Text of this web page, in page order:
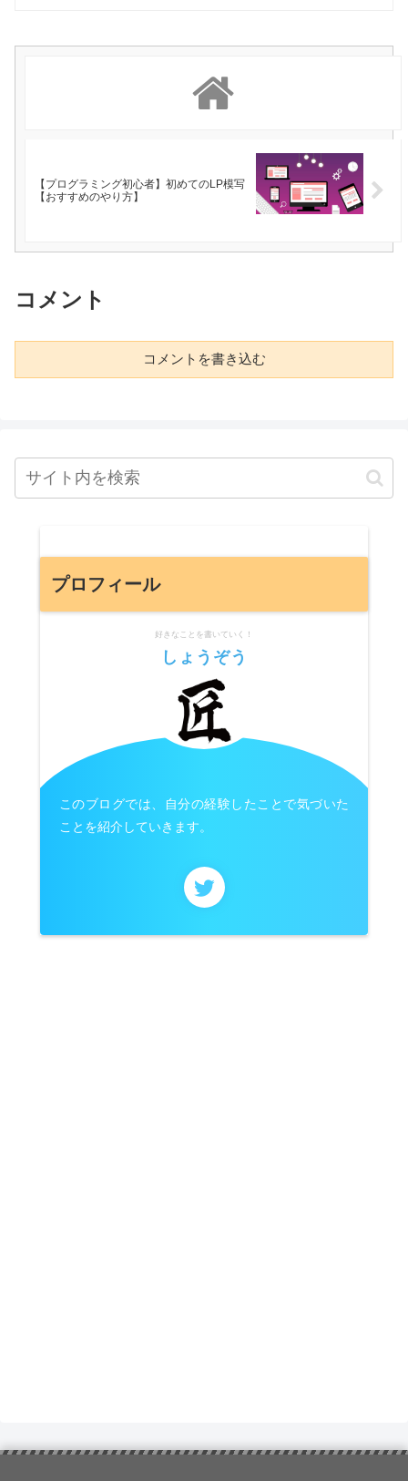
【プログラミング初心者】初めてのLP模写
【おすすめのやり方】
コメント
コメントを書き込む
プロフィール
好きなことを書いていく！
しょうぞう
このブログでは、自分の経験したことで気づいた
ことを紹介していきます。